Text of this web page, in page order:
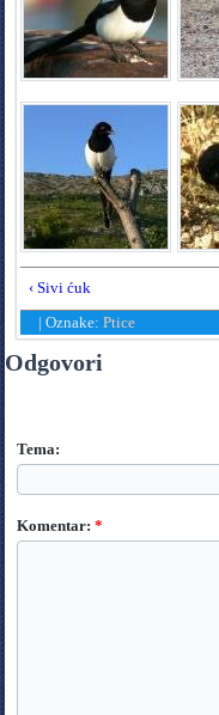
‹ Sivi ćuk
|Oznake:Ptice
Odgovori
Tema:
Komentar:*